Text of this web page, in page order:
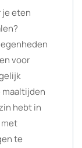
je eten
voor
maaltijden
hebt in
met
te